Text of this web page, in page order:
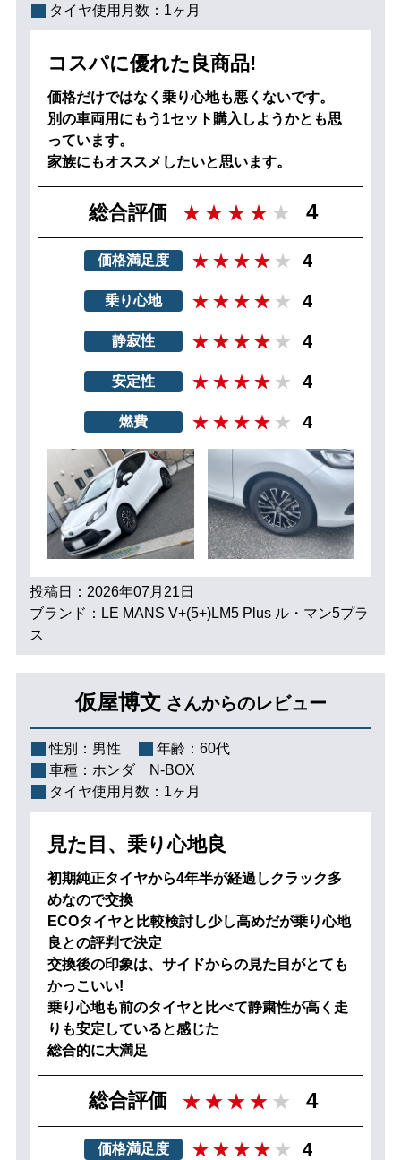
タイヤ使用月数： 1ヶ月
コスパに優れた良商品!
価格だけではなく乗り心地も悪くないです。
別の車両用にもう1セット購入しようかとも思
っています。
家族にもオススメしたいと思います。
総合評価 4
価格満足度 4
乗り心地 4
静寂性 4
安定性 4
燃費 4
投稿日：2026年07月21日
ブランド：LE MANS V+(5+)LM5 Plus ル・マン5プラ
ス
仮屋博文 さんからのレビュー
性別： 男性 年齢： 60代
車種： ホンダ N-BOX
タイヤ使用月数： 1ヶ月
見た目、乗り心地良
初期純正タイヤから4年半が経過しクラック多
めなので交換
ECOタイヤと比較検討し少し高めだが乗り心地
良との評判で決定
交換後の印象は、サイドからの見た目がとても
かっこいい!
乗り心地も前のタイヤと比べて静粛性が高く走
りも安定していると感じた
総合的に大満足
総合評価 4
価格満足度 4